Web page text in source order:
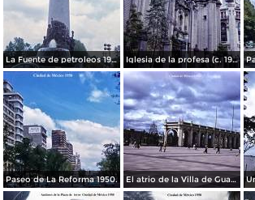
La Fuente de petroleos 1950. Iglesia de la profesa (c. 1950)
Paseo de La Reforma 1950. El atrio de la Villa de Guadalupe 1950.